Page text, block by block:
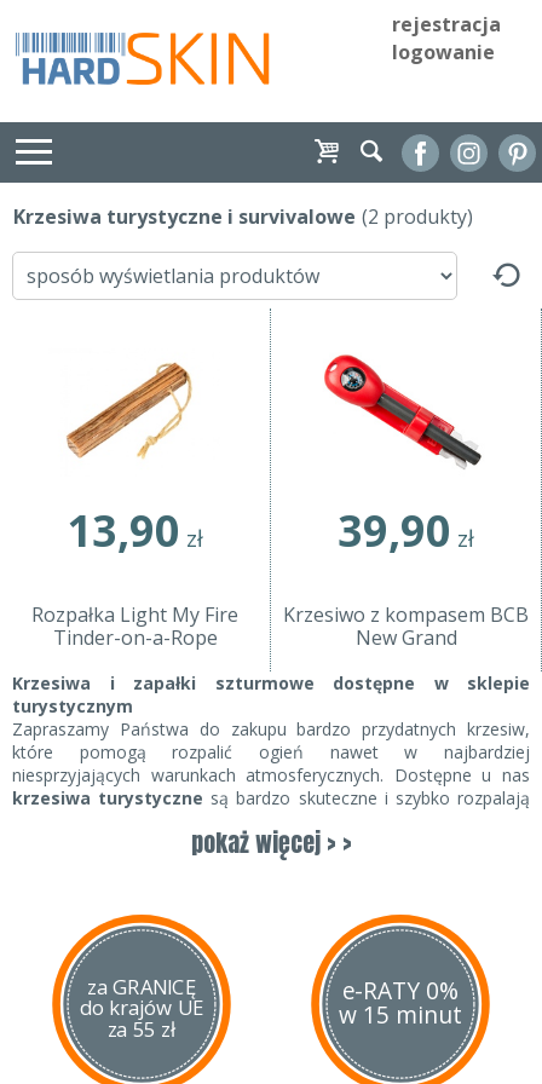
rejestracja
logowanie
Krzesiwa turystyczne i survivalowe (2 produkty)
13,90 zł
Rozpałka Light My Fire
Tinder-on-a-Rope
39,90 zł
Krzesiwo z kompasem BCB
New Grand
Krzesiwa i zapałki szturmowe dostępne w sklepie
turystycznym
Zapraszamy Państwa do zakupu bardzo przydatnych krzesiw,
które pomogą rozpalić ogień nawet w najbardziej
niesprzyjających warunkach atmosferycznych. Dostępne u nas
krzesiwa turystyczne są bardzo skuteczne i szybko rozpalają
do spodni, schować do plecaka lub kieszeni. Gdy rozbijesz gdzieś
biwak lub namiot, z pewnością przyda Ci się takie
w rozpaleniu ogniska. W naszym sklepie, zakupisz także
fantastycznezapałki sztormowe
, są długie i bardzo wydajne.
Zapałki noś przy sobie i pamiętaj, aby je odpowiednio
zabezpieczać przed wilgocią. Na biwaku najważniejsze jest
ognisko, musimy nauczyć się je rozpalać i pielęgnować je zanim
wyjdziemy w teren.
Krzesiwo survivalowe i inne źródła rozpalania ognia
pokaż więcej > >
za GRANICĘ
do krajów UE
za 55 zł
e-RATY 0%
w 15 minut